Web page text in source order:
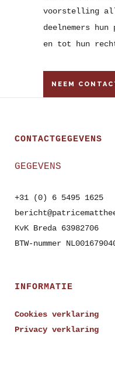
voorstelling
deelnemers hun
en tot hun
NEEM
CONTACTGEGEVENS
GEGEVENS
+31 (0) 6 5495 1625
KvK Breda 63982706
BTW-nummer
INFORMATIE
Cookies verklaring
Privacy verklaring